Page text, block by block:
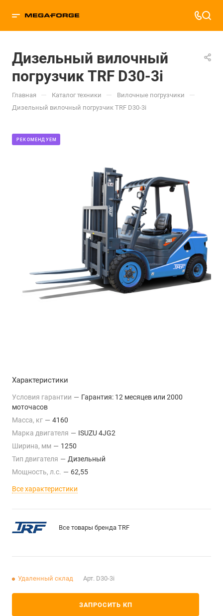
Дизельный вилочный
погрузчик TRF D30-3i
Главная — Каталог техники — Вилочные погрузчики —
Дизельный вилочный погрузчик TRF D30-3i
РЕКОМЕНДУЕМ
Характеристики
Условия гарантии — Гарантия: 12 месяцев или 2000
моточасов
Масса, кг — 4160
Марка двигателя — ISUZU 4JG2
Ширина, мм — 1250
Тип двигателя — Дизельный
Мощность, л.с. — 62,55
Все характеристики
Все товары бренда TRF
Удаленный склад Арт. D30-3i
ЗАПРОСИТЬ КП